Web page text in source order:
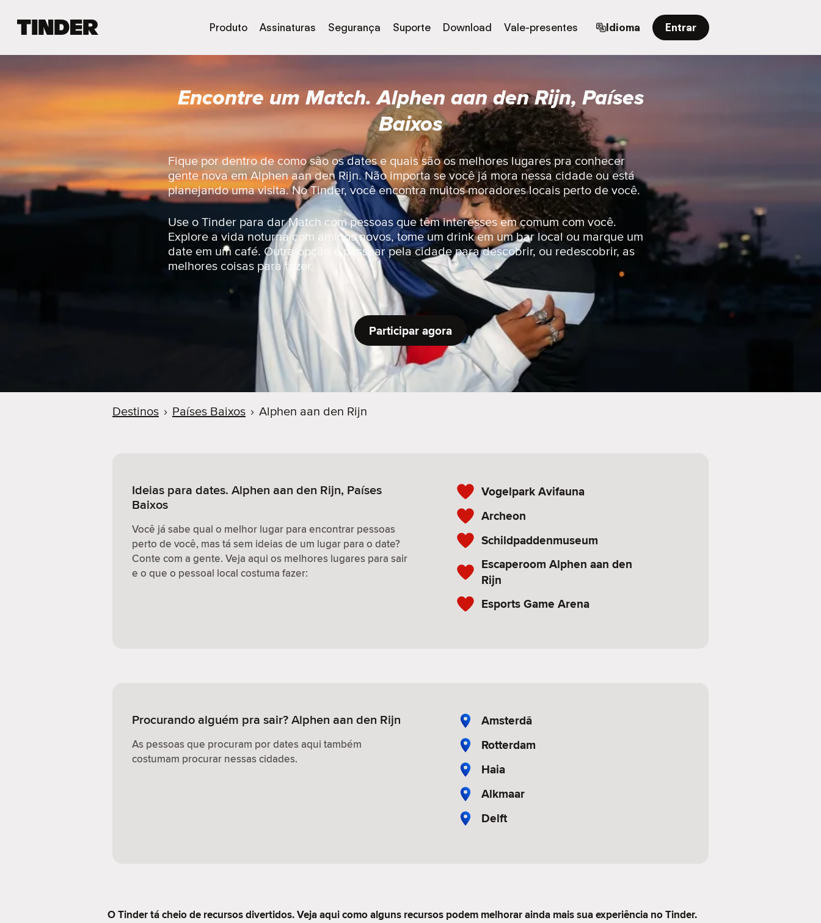
a
a
l
d
Produto Assinaturas Segurança Suporte Download Vale-presentes Idioma Entrar
Encontre um Match. Alphen aan den Rijn, Países
Baixos
Fique por dentro de como são os dates e quais são os melhores lugares pra conhecer
gente nova em Alphen aan den Rijn. Não importa se você já mora nessa cidade ou está
planejando uma visita. No Tinder, você encontra muitos moradores locais perto de você.
Use o Tinder para dar Match com pessoas que têm interesses em comum com você.
Explore a vida noturna com amigos novos, tome um drink em um bar local ou marque um
date em um café. Outra opção é passear pela cidade para descobrir, ou redescobrir, as
melhores coisas para fazer.
Participar agora
Destinos › Países Baixos › Alphen aan den Rijn
Ideias para dates. Alphen aan den Rijn, Países
Baixos
Você já sabe qual o melhor lugar para encontrar pessoas
perto de você, mas tá sem ideias de um lugar para o date?
Conte com a gente. Veja aqui os melhores lugares para sair
e o que o pessoal local costuma fazer:
Vogelpark Avifauna
Archeon
Schildpaddenmuseum
Escaperoom Alphen aan den
Rijn
Esports Game Arena
Procurando alguém pra sair? Alphen aan den Rijn
As pessoas que procuram por dates aqui também
costumam procurar nessas cidades.
Amsterdã
Rotterdam
Haia
Alkmaar
Delft
O Tinder tá cheio de recursos divertidos. Veja aqui como alguns recursos podem melhorar ainda mais sua experiência no Tinder.